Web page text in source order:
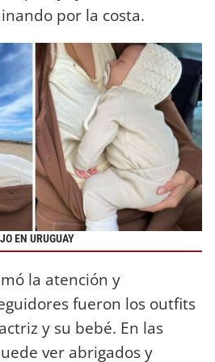
por la costa.
EN URUGUAY
la atención y
fueron los outfits
y su bebé. En las
ver abrigados y